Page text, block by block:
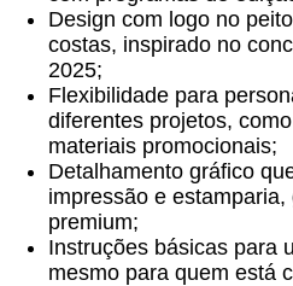
Design com logo no
costas, inspirado no
2025;
Flexibilidade para
diferentes projetos,
materiais promocionais;
Detalhamento gráfico
impressão e
premium;
Instruções básicas para
mesmo para quem está